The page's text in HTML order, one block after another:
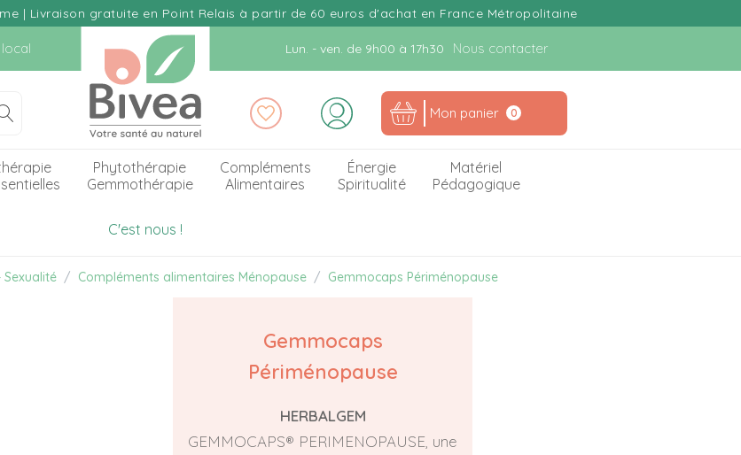
| Livraison gratuite en Point Relais à partir de 60 euros d'achat en France Métropolitaine
Lun. - ven. de 9h00 à 17h30 Nous contacter
Mon panier 0
Phytothérapie
Gemmothérapie
Compléments
Alimentaires
Énergie
Spiritualité
Matériel
Pédagogique
C'est nous !
Compléments alimentaires Ménopause Gemmocaps Périménopause
Gemmocaps
Périménopause
HERBALGEM
GEMMOCAPS® PERIMENOPAUSE, une